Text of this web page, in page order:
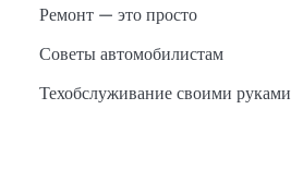
Ремонт — это просто
Советы автомобилистам
Техобслуживание своими руками